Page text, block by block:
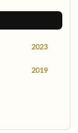
2023
2019